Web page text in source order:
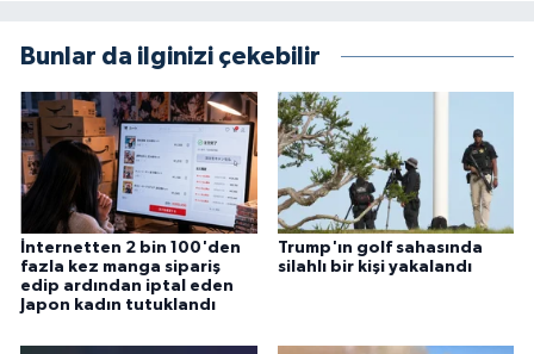
Bunlar da ilginizi çekebilir
İnternetten 2 bin 100'den
fazla kez manga sipariş
edip ardından iptal eden
Japon kadın tutuklandı
Trump'ın golf sahasında
silahlı bir kişi yakalandı